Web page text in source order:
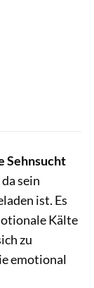
Sehnsucht
da sein
ist. Es
Kälte
zu
emotional